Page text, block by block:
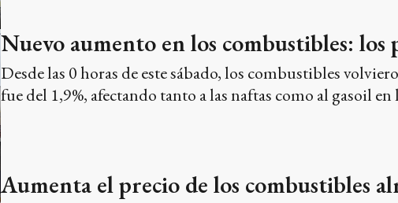
Nuevo aumento en los combustibles: los
Desde las 0 horas de este sábado, los combustibles
fue del 1,9%, afectando tanto a las naftas como al gasoil en
Aumenta el precio de los combustibles